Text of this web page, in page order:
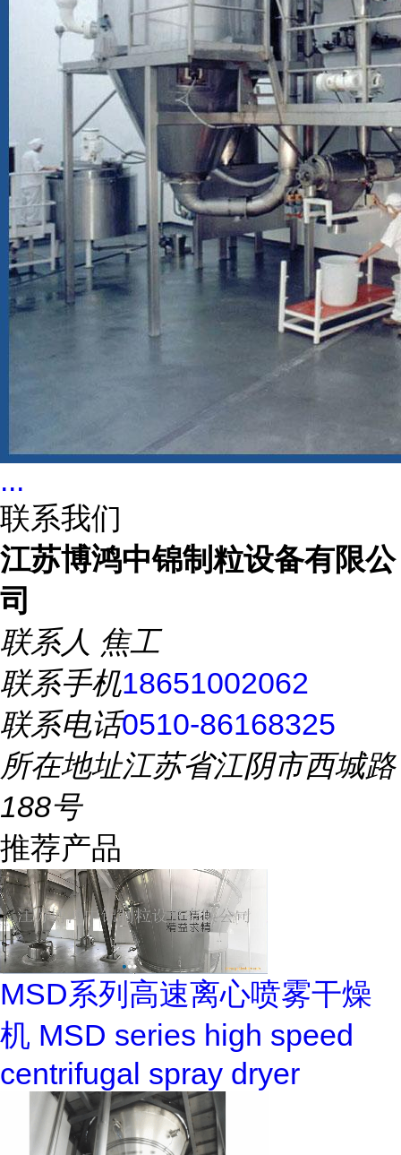
...
联系我们
江苏博鸿中锦制粒设备有限公
司
联系人 焦工
联系手机18651002062
联系电话0510-86168325
所在地址江苏省江阴市西城路
188号
推荐产品
MSD系列高速离心喷雾干燥
机 MSD series high speed
centrifugal spray dryer